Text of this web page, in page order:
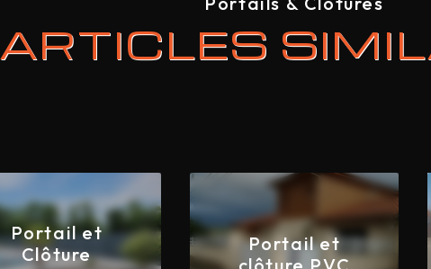
ARTICLES
Portail et
Clôture
Portail et